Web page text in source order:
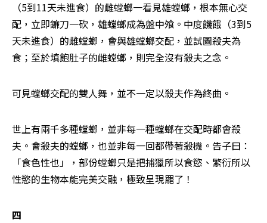
（5到11天未進食）的雌螳螂一看見雄螳螂，根本無心交
配，立即鐮刀一砍，雄螳螂成為盤中飧。中度饑餓（3到5
天未進食）的雌螳螂，會與雄螳螂交配，並試圖殺夫為
食；至於填飽肚子的雌螳螂，則完全沒有殺夫之念。
可見螳螂交配的雙人舞，並不一定以殺夫作為終曲。
世上有兩千多種螳螂，並非每一種螳螂在交配時都會殺
夫。會殺夫的螳螂，也並非每一回都帶著殺機。告子曰：
「食色性也」，部份螳螂只是把捕獵所以食慾、繁衍所以
性慾的生物本能完美交融，極致呈現罷了！
四